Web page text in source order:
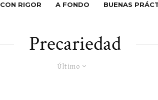
CON RIGOR A FONDO BUENAS
Precariedad
Último